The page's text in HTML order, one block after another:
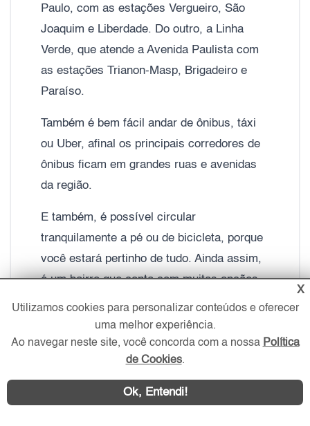
Paulo, com as estações Vergueiro, São
Joaquim e Liberdade. Do outro, a Linha
Verde, que atende a Avenida Paulista com
as estações Trianon-Masp, Brigadeiro e
Paraíso.
Também é bem fácil andar de ônibus, táxi
ou Uber, afinal os principais corredores de
ônibus ficam em grandes ruas e avenidas
da região.
E também, é possível circular
tranquilamente a pé ou de bicicleta, porque
você estará pertinho de tudo. Ainda assim,
é um bairro que conta com muitas opções
de transporte.
Na parte da educação e saúde também
temos uma vasta variedade de alternativas.
bem conhecidos, como o Hospital Nove de
X
Utilizamos cookies para personalizar conteúdos e oferecer
uma melhor experiência.
Ao navegar neste site, você concorda com a nossa Política
de Cookies.
Ok, Entendi!